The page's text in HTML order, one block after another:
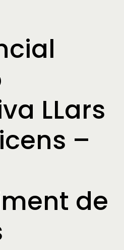
LLars
–
de